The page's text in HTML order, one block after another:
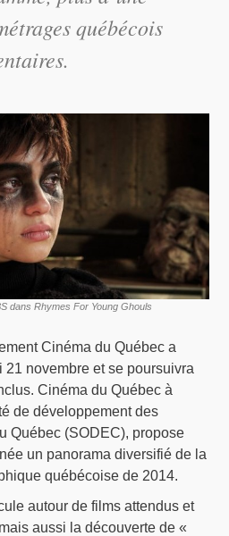
québécois
dans Rhymes For Young Ghouls
Cinéma du Québec a
21 novembre et se poursuivra
Cinéma du Québec à
de développement des
Québec (SODEC), propose
un panorama diversifié de la
québécoise de 2014.
autour de films attendus et
aussi la découverte de «